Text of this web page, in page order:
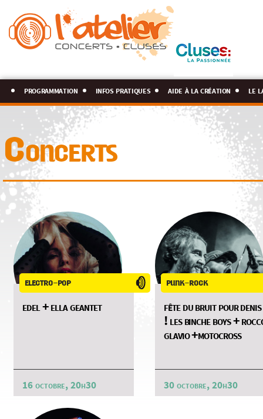
programmation infos pratiques aide à la création le
Concerts
electro-pop
edel + ella geantet
16 octobre, 20h30
punk-rock
fête du bruit pour denis
! les binche boys +
glavio +motocross
30 octobre, 20h30